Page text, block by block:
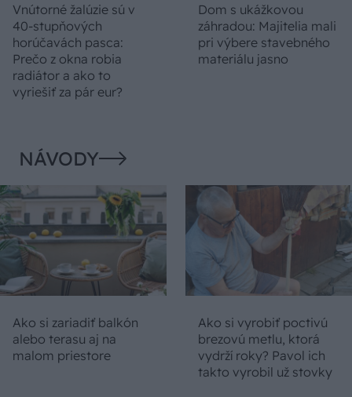
Vnútorné žalúzie sú v
40-stupňových
horúčavách pasca:
Prečo z okna robia
radiátor a ako to
vyriešiť za pár eur?
Dom s ukážkovou
záhradou: Majitelia mali
pri výbere stavebného
materiálu jasno
NÁVODY
Ako si zariadiť balkón
alebo terasu aj na
malom priestore
Ako si vyrobiť poctivú
brezovú metlu, ktorá
vydrží roky? Pavol ich
takto vyrobil už stovky